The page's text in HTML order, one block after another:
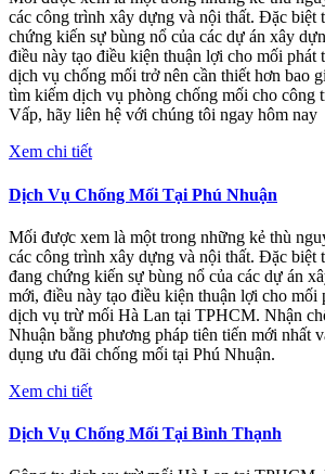
các công trình xây dựng và nội thất. Đặc biệt
chứng kiến sự bùng nổ của các dự án xây
điều này tạo điều kiện thuận lợi cho mối phát
dịch vụ chống mối trở nên cần thiết hơn bao
tìm kiếm dịch vụ phòng chống mối cho công
Vấp, hãy liên hệ với chúng tôi ngay hôm nay
Xem chi tiết
Dịch Vụ Chống Mối Tại Phú Nhuận
Mối được xem là một trong những kẻ thù
các công trình xây dựng và nội thất. Đặc biệt
đang chứng kiến sự bùng nổ của các dự án
mới, điều này tạo điều kiện thuận lợi cho mối
dịch vụ trừ mối Hà Lan tại TPHCM. Nhận
Nhuận bằng phương pháp tiên tiến mới nhất
dụng ưu đãi chống mối tại Phú Nhuận.
Xem chi tiết
Dịch Vụ Chống Mối Tại Bình Thạnh